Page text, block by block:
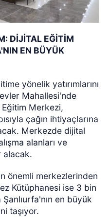
DİJİTAL EĞİTİM
EN BÜYÜK
yönelik yatırımlarını
Mahallesi'nde
Eğitim Merkezi,
çağın ihtiyaçlarına
Merkezde dijital
alanları ve
alacak.
önemli merkezlerinden
Kütüphanesi ise 3 bin
en büyük
taşıyor.